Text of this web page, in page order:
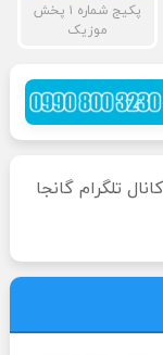
پکیج شماره ۱ پخش
موزیک
تلگرام گانجا